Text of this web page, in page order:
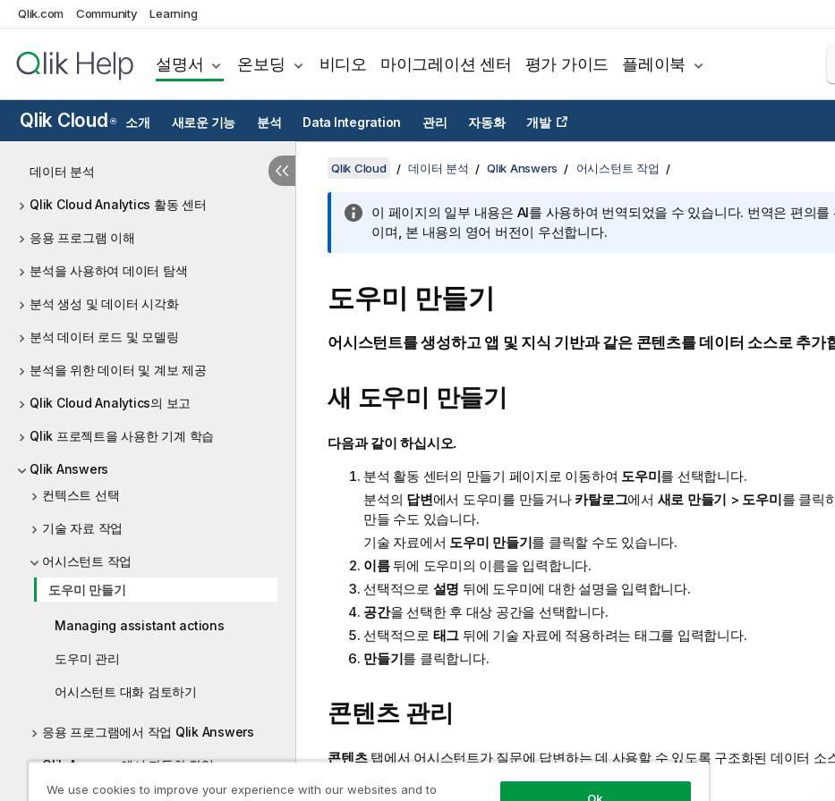
Qlik.com Community Learning
설명서 온보딩 비디오 마이그레이션 센터 평가 가이드 플레이북
Qlik Cloud ® 소개 새로운 기능 분석 Data Integration 관리 자동화 개발
데이터 분석
Qlik Cloud Analytics 활동 센터
응용 프로그램 이해
분석을 사용하여 데이터 탐색
분석 생성 및 데이터 시각화
분석 데이터 로드 및 모델링
분석을 위한 데이터 및 계보 제공
Qlik Cloud Analytics의 보고
Qlik 프로젝트을 사용한 기계 학습
Qlik Answers
컨텍스트 선택
기술 자료 작업
어시스턴트 작업
도우미 만들기
Managing assistant actions
도우미 관리
어시스턴트 대화 검토하기
응용 프로그램에서 작업 Qlik Answers
Qlik Answers에서 자동화 작업
배포 및 관리Qlik Answers
Qlik Cloud 데이터 분석 Qlik Answers 어시스턴트 작업
이 페이지의 일부 내용은 AI를 사용하여 번역되었을 수 있습니다. 번역은 편의를
이며, 본 내용의 영어 버전이 우선합니다.
도우미 만들기
어시스턴트를 생성하고 앱 및 지식 기반과 같은 콘텐츠를 데이터 소스로 추가
새 도우미 만들기
다음과 같이 하십시오.
분석 활동 센터의 만들기 페이지로 이동하여 도우미를 선택합니다.
분석의 답변에서 도우미를 만들거나 카탈로그에서 새로 만들기 > 도우미를 클릭
만들 수도 있습니다.
기술 자료에서 도우미 만들기를 클릭할 수도 있습니다.
이름뒤에 도우미의 이름을 입력합니다.
선택적으로 설명 뒤에 도우미에 대한 설명을 입력합니다.
공간을 선택한 후 대상 공간을 선택합니다.
선택적으로 태그 뒤에 기술 자료에 적용하려는 태그를 입력합니다.
만들기를 클릭합니다.
콘텐츠 관리
콘텐츠탭에서 어시스턴트가 질문에 답변하는 데 사용할 수 있도록 구조화된 데이터 소
된 데이터 소스를 추가하거나 제거할 수 있습니다.
We use cookies to improve your experience with our websites and to